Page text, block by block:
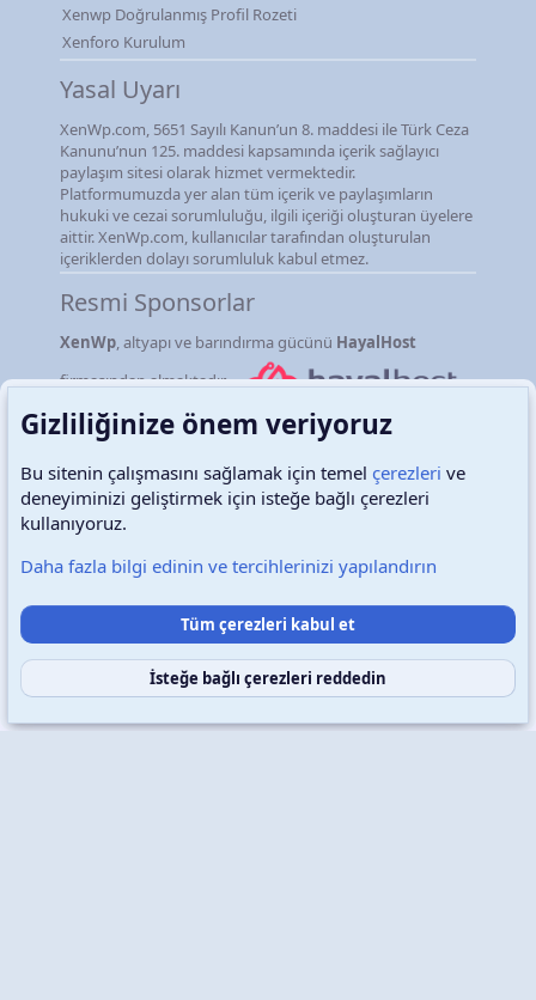
Xenwp Doğrulanmış Profil Rozeti
Xenforo Kurulum
Yasal Uyarı
XenWp.com, 5651 Sayılı Kanun’un 8. maddesi ile Türk Ceza
Kanunu’nun 125. maddesi kapsamında içerik sağlayıcı
paylaşım sitesi olarak hizmet vermektedir.
Platformumuzda yer alan tüm içerik ve paylaşımların
hukuki ve cezai sorumluluğu, ilgili içeriği oluşturan üyelere
aittir. XenWp.com, kullanıcılar tarafından oluşturulan
içeriklerden dolayı sorumluluk kabul etmez.
Resmi Sponsorlar
XenWp, altyapı ve barındırma gücünü HayalHost
firmasından almaktadır.
Türkçe (TR) Çerezler
Destek talepleri Bize ulaşın Şartlar ve kurallar
Gizlilik politikası Yardım Ana sayfa
S
Copyright © 2026 XenWp Telif Hakları Saklıdır
Gizliliğinize önem veriyoruz
Bu sitenin çalışmasını sağlamak için temel çerezleri ve
deneyiminizi geliştirmek için isteğe bağlı çerezleri
kullanıyoruz.
Daha fazla bilgi edinin ve tercihlerinizi yapılandırın
Tüm çerezleri kabul et
İsteğe bağlı çerezleri reddedin